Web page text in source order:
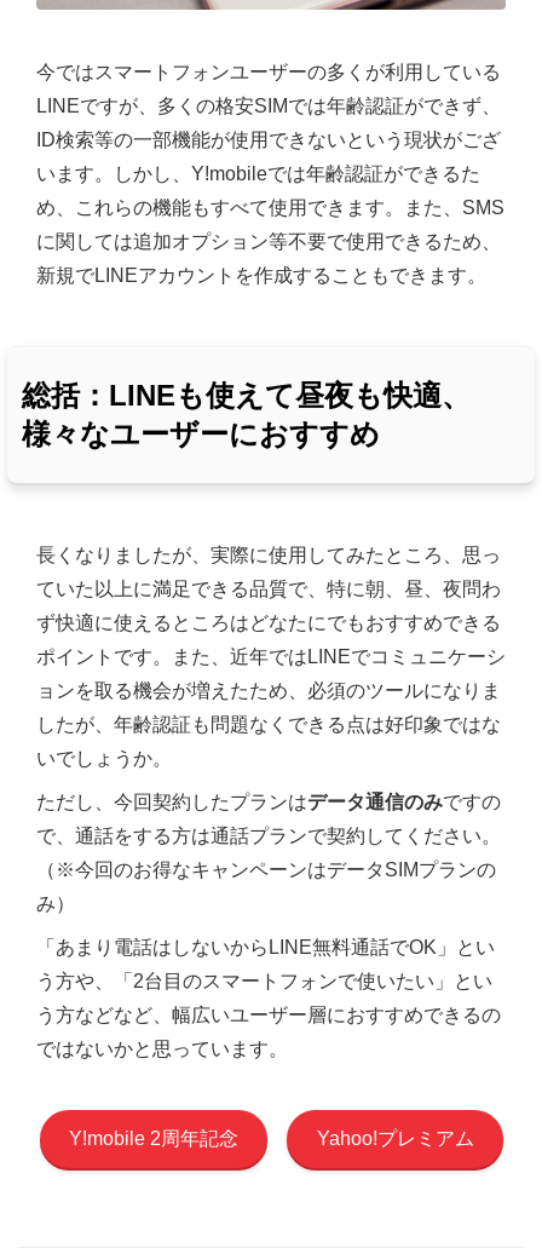
今ではスマートフォンユーザーの多くが利用している
LINEですが、多くの格安SIMでは年齢認証ができず、
ID検索等の一部機能が使用できないという現状がござ
います。しかし、Y!mobileでは年齢認証ができるた
め、これらの機能もすべて使用できます。また、SMS
に関しては追加オプション等不要で使用できるため、
新規でLINEアカウントを作成することもできます。
総括：LINEも使えて昼夜も快適、
様々なユーザーにおすすめ
長くなりましたが、実際に使用してみたところ、思っ
ていた以上に満足できる品質で、特に朝、昼、夜問わ
ず快適に使えるところはどなたにでもおすすめできる
ポイントです。また、近年ではLINEでコミュニケーシ
ョンを取る機会が増えたため、必須のツールになりま
したが、年齢認証も問題なくできる点は好印象ではな
いでしょうか。
ただし、今回契約したプランはデータ通信のみですの
で、通話をする方は通話プランで契約してください。
（※今回のお得なキャンペーンはデータSIMプランの
み）
「あまり電話はしないからLINE無料通話でOK」とい
う方や、「2台目のスマートフォンで使いたい」とい
う方などなど、幅広いユーザー層におすすめできるの
ではないかと思っています。
Y!mobile 2周年記念 Yahoo!プレミアム